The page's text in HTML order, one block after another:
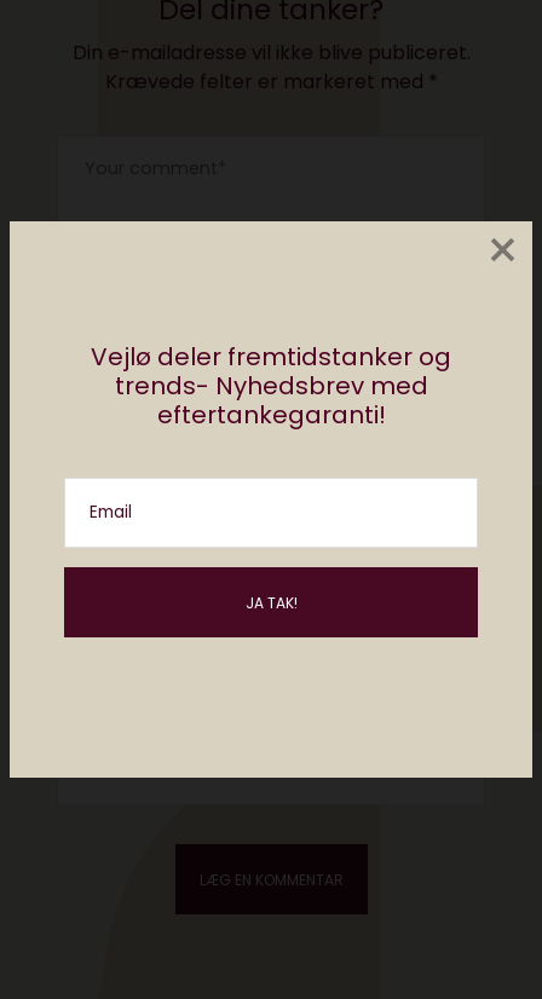
Vejlø deler fremtidstanker og
trends- Nyhedsbrev med
eftertankegaranti!
Email
×
Del dine tanker?
Din e-mailadresse vil ikke blive publiceret.
Krævede felter er markeret med *